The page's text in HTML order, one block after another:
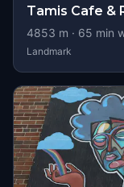
Tamis Cafe &
4853 m · 65 min
Landmark